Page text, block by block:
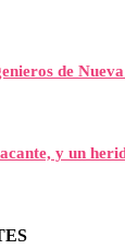
de
y un